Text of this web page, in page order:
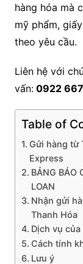
hàng hóa mà
mỹ phẩm,
theo yêu cầu.
Liên hệ với
vấn:0922
Table of
Gửi hàng từ
Express
BẢNG BÁO
LOAN
Nhận gửi
Thanh Hóa
Dịch vụ
Cách tính
Lưu ý